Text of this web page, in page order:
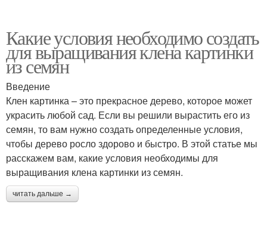
Какие условия необходимо создать
для выращивания клена картинки
из семян
Введение
Клен картинка – это прекрасное дерево, которое может
украсить любой сад. Если вы решили вырастить его из
семян, то вам нужно создать определенные условия,
чтобы дерево росло здорово и быстро. В этой статье мы
расскажем вам, какие условия необходимы для
выращивания клена картинки из семян.
читать дальше →